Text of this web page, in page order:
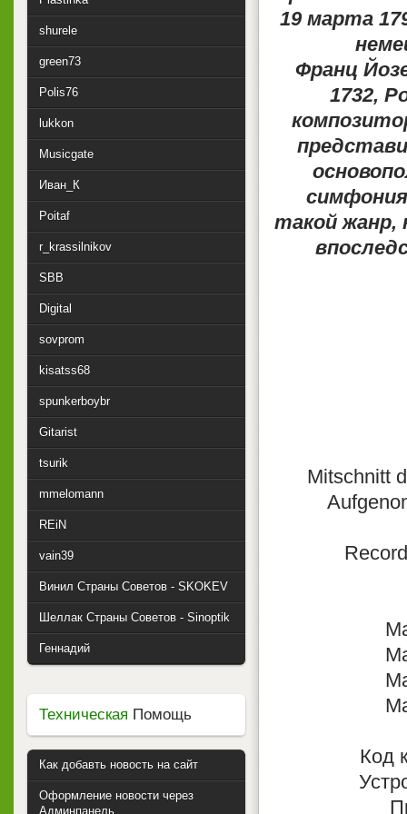
19 марта
Франц
1732,
такой жанр,
Mitschnitt
Код
shurele
green73
Polis76
lukkon
Musicgate
Иван_К
Poitaf
r_krassilnikov
SBB
Digital
sovprom
kisatss68
spunkerboybr
Gitarist
tsurik
mmelomann
REiN
vain39
Винил Страны Советов - SKOKEV
Шеллак Страны Советов - Sinoptik
Геннадий
Техническая Помощь
Как добавть новость на сайт
Оформление новости через
Админпанель